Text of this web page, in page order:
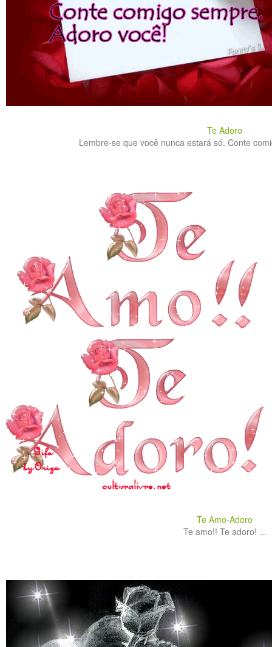
Te Adoro
Lembre-se que você nunca estará só. Conte
Te Amo-Adoro
Te amo!! Te adoro! ...